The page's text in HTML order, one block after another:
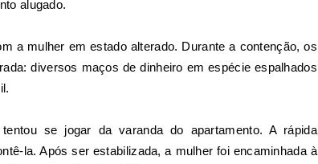
alugado.
a mulher em estado alterado. Durante a contenção, os
diversos maços de dinheiro em espécie espalhados
se jogar da varanda do apartamento. A rápida
la. Após ser estabilizada, a mulher foi encaminhada à